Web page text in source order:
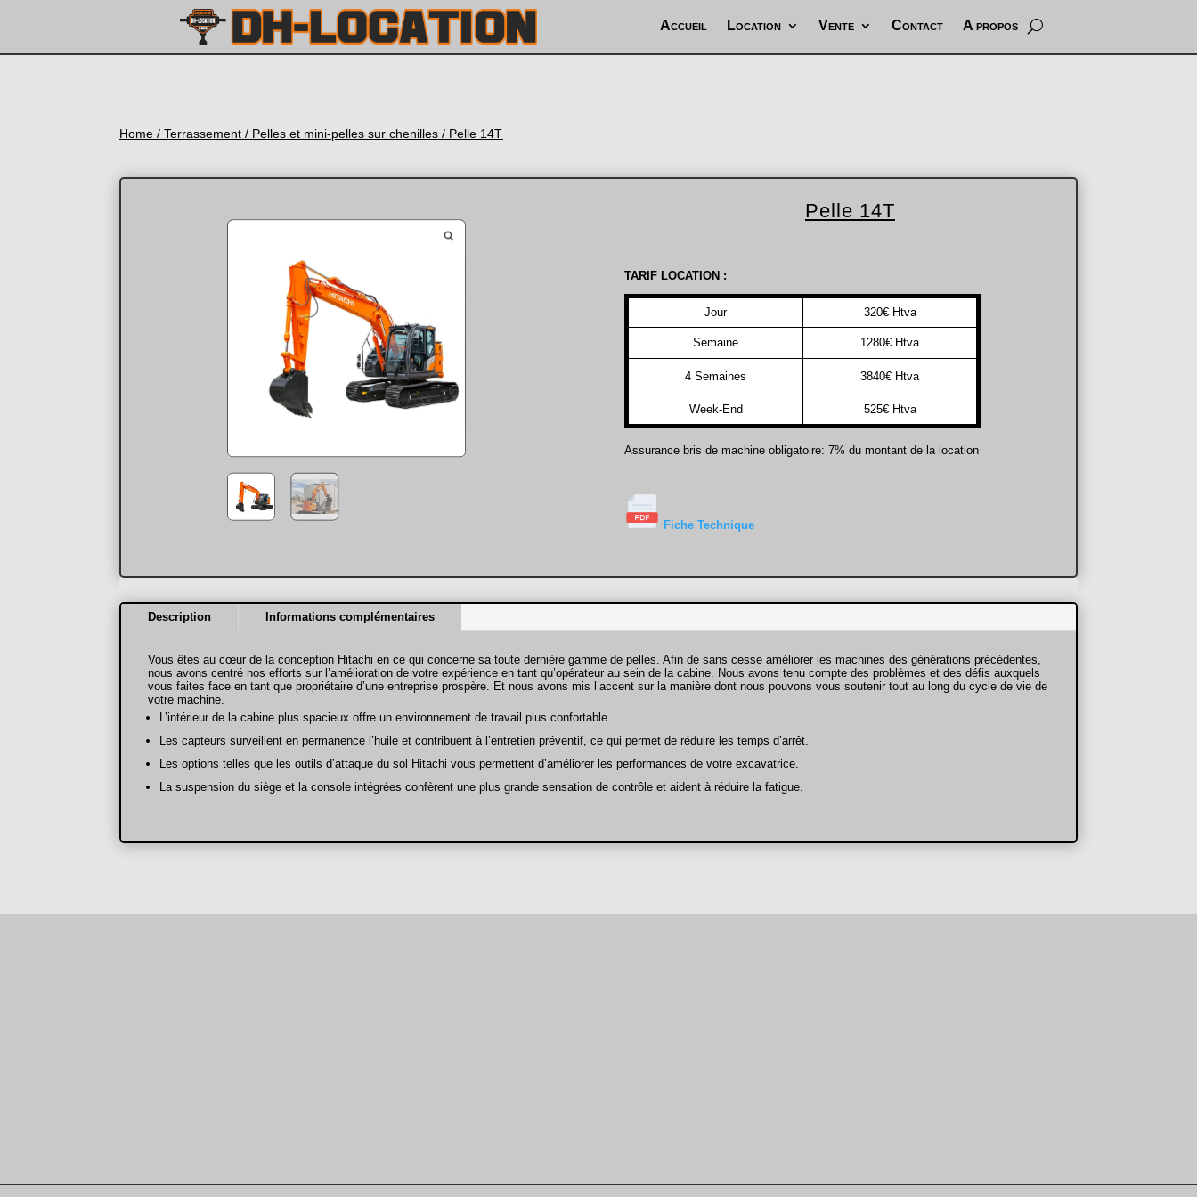
Accueil Location Vente Contact A propos
Home /Terrassement / Pelles et mini-pelles sur chenilles / Pelle 14T
Pelle 14T
TARIF LOCATION :
Jour 320€ Htva
Semaine 1280€ Htva
4 Semaines 3840€ Htva
Week-End 525€ Htva
Assurance bris de machine obligatoire: 7% du montant de la location
——————————————————————————————–
Fiche Technique
Description Informations complémentaires
Vous êtes au cœur de la conception Hitachi en ce qui concerne sa toute dernière gamme de pelles. Afin de sans cesse améliorer les machines des générations précédentes,
nous avons centré nos efforts sur l’amélioration de votre expérience en tant qu’opérateur au sein de la cabine. Nous avons tenu compte des problèmes et des défis auxquels
vous faites face en tant que propriétaire d’une entreprise prospère. Et nous avons mis l’accent sur la manière dont nous pouvons vous soutenir tout au long du cycle de vie de
votre machine.
L’intérieur de la cabine plus spacieux offre un environnement de travail plus confortable.
Les capteurs surveillent en permanence l’huile et contribuent à l’entretien préventif, ce qui permet de réduire les temps d’arrêt.
Les options telles que les outils d’attaque du sol Hitachi vous permettent d’améliorer les performances de votre excavatrice.
La suspension du siège et la console intégrées confèrent une plus grande sensation de contrôle et aident à réduire la fatigue.